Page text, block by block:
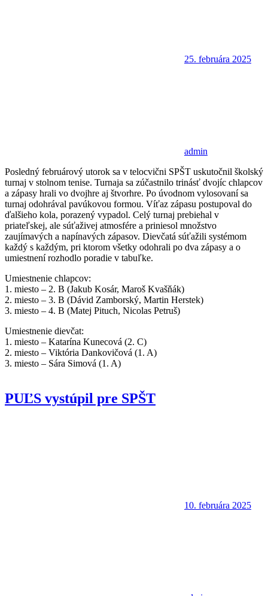
25. februára 2025
admin
Posledný februárový utorok sa v telocvični SPŠT uskutočnil školský
turnaj v stolnom tenise. Turnaja sa zúčastnilo trinásť dvojíc chlapcov
a zápasy hrali vo dvojhre aj štvorhre. Po úvodnom vylosovaní sa
turnaj odohrával pavúkovou formou. Víťaz zápasu postupoval do
ďalšieho kola, porazený vypadol. Celý turnaj prebiehal v
priateľskej, ale súťaživej atmosfére a priniesol množstvo
zaujímavých a napínavých zápasov. Dievčatá súťažili systémom
každý s každým, pri ktorom všetky odohrali po dva zápasy a o
umiestnení rozhodlo poradie v tabuľke.
Umiestnenie chlapcov:
1. miesto – 2. B (Jakub Kosár, Maroš Kvašňák)
2. miesto – 3. B (Dávid Zamborský, Martin Herstek)
3. miesto – 4. B (Matej Pituch, Nicolas Petruš)
Umiestnenie dievčat:
1. miesto – Katarína Kunecová (2. C)
2. miesto – Viktória Dankovičová (1. A)
3. miesto – Sára Simová (1. A)
PUĽS vystúpil pre SPŠT
10. februára 2025